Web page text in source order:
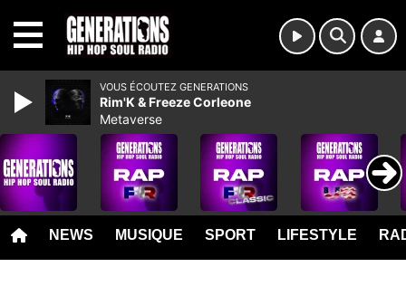
NEWS MUSIQUE SPORT LIFESTYLE
VOUS ÉCOUTEZ GENERATIONS
Rim'K & Freeze Corleone
Metaverse